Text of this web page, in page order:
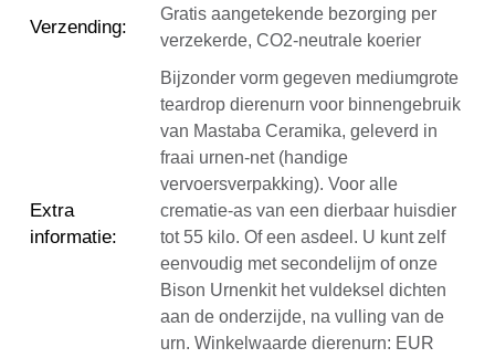
Verzending:
Gratis aangetekende bezorging per
verzekerde, CO2-neutrale koerier
Extra
informatie:
Bijzonder vorm gegeven mediumgrote
teardrop dierenurn voor binnengebruik
van Mastaba Ceramika, geleverd in
fraai urnen-net (handige
vervoersverpakking). Voor alle
crematie-as van een dierbaar huisdier
tot 55 kilo. Of een asdeel. U kunt zelf
eenvoudig met secondelijm of onze
Bison Urnenkit het vuldeksel dichten
aan de onderzijde, na vulling van de
urn. Winkelwaarde dierenurn: EUR